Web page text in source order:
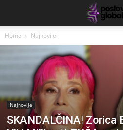
Home Najnovije
Najnovije
SKANDALČINA! Zorica